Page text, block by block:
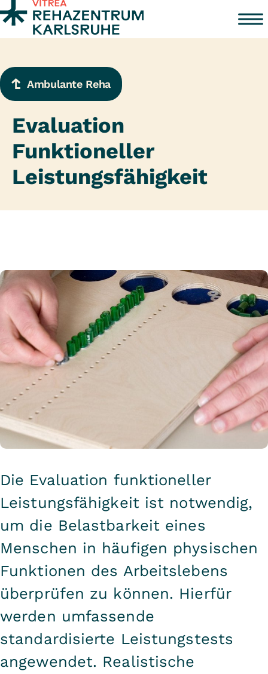
Zum Inhalt springen
Ambulante Reha
Evaluation
Funktioneller
Leistungsfähigkeit
Die Evaluation funktioneller
Leistungsfähigkeit ist notwendig,
um die Belastbarkeit eines
Menschen in häufigen physischen
Funktionen des Arbeitslebens
überprüfen zu können. Hierfür
werden umfassende
standardisierte Leistungstests
angewendet. Realistische